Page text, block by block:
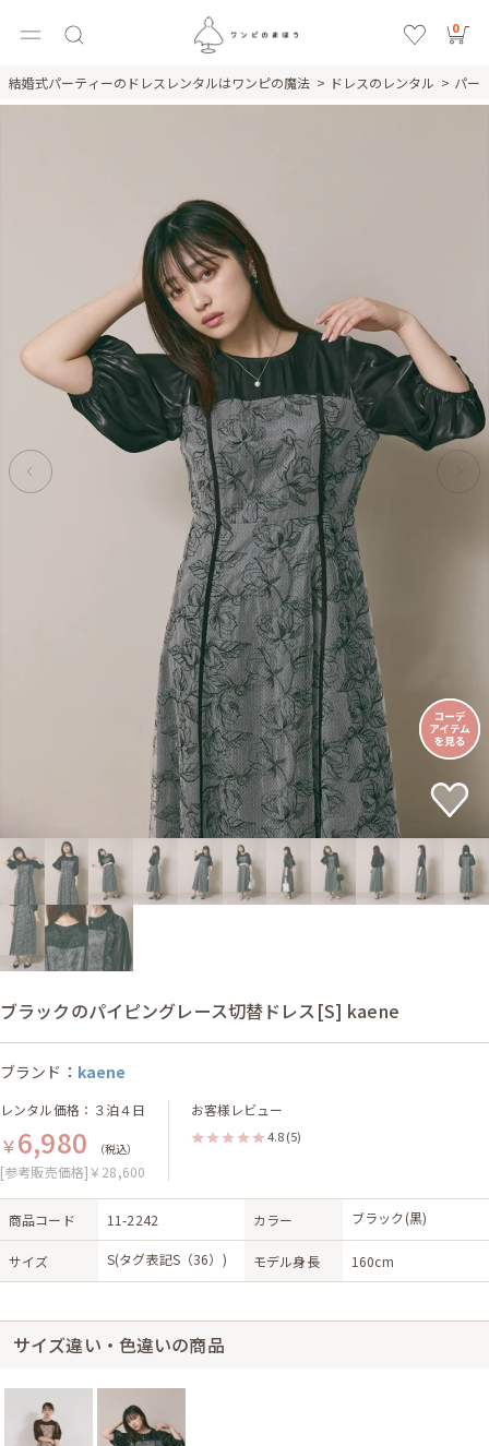
0
結婚式パーティーのドレスレンタルはワンピの魔法 ドレスのレンタル パー
ブラックのパイピングレース切替ドレス[S] kaene
ブランド： kaene
レンタル価格：３泊４日
￥6,980 （税込）
[参考販売価格]￥28,600
お客様レビュー
4.8 (5)
商品コード 11-2242 カラー ブラック(黒)
サイズ S(タグ表記S（36）) モデル身長 160cm
サイズ違い・色違いの商品